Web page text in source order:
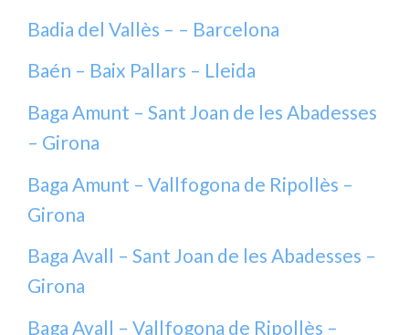
Badia del Vallès – – Barcelona
Baén – Baix Pallars – Lleida
Baga Amunt – Sant Joan de les Abadesses
– Girona
Baga Amunt – Vallfogona de Ripollès –
Girona
Baga Avall – Sant Joan de les Abadesses –
Girona
Baga Avall – Vallfogona de Ripollès –